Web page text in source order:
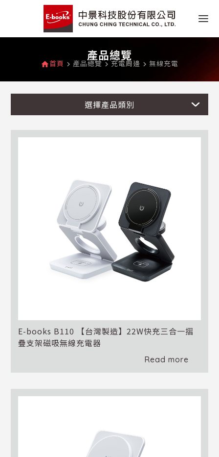
產品總覽
home首頁 navigate_next 產品總覽 navigate_next 充電周邊 navigate_next 無線充電
選擇產品類別
E-books B110 【台灣製造】22W快充三合一摺
疊支架磁吸無線充電器
Read more